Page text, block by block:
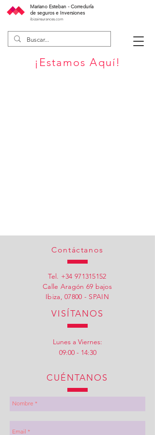
Mariano Esteban - Correduría
de seguros e Inversiones
ibizainsurances.com
¡Estamos Aquí!
Contáctanos
Tel. +34 971315152
Calle Aragón 69 bajos
Ibiza, 07800 - SPAIN
VISÍTANOS
Lunes a Viernes:
09:00 - 14:30
CUÉNTANOS